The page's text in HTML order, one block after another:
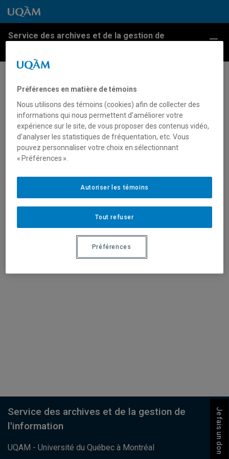
Passer au contenu
Accéder au menu principal
Accéder à la recherche
Passer au contenu
Accéder au menu principal
Service des archives et de la gestion de
Recherche UQAM
Je fais un don
UQAM - Université du Québec à Montréal
Service des archives et de la gestion de
l'information
Préférences en matière de témoins
Nous utilisons des témoins (cookies) afin de collecter des
informations qui nous permettent d’améliorer votre
expérience sur le site, de vous proposer des contenus vidéo,
d’analyser les statistiques de fréquentation, etc. Vous
pouvez personnaliser votre choix en sélectionnant
« Préférences ».
Tout refuser
Autoriser les témoins
Préférences